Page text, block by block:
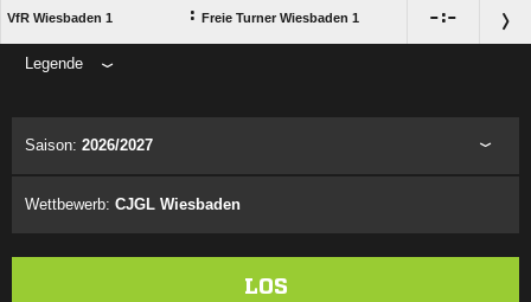
VfR Wiesbaden 1 : Freie Turner Wiesbaden 1 :
Legende
Saison: 2026/2027
Wettbewerb: CJGL Wiesbaden
LOS